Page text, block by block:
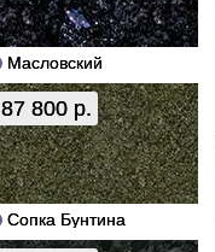
Масловский
87 800 р.
Сопка Бунтина